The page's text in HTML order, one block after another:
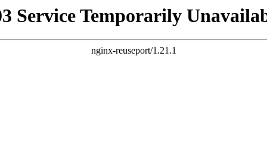
Service Temporarily
nginx-reuseport/1.21.1